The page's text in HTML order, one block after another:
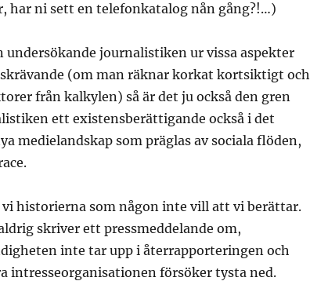
har ni sett en telefonkatalog nån gång?!…)
undersökande journalistiken ur vissa aspekter
(om man räknar korkat kortsiktigt och
från kalkylen) så är det ju också den gren
ett existensberättigande också i det
medielandskap som präglas av sociala flöden,
historierna som någon inte vill att vi berättar.
skriver ett pressmeddelande om,
inte tar upp i återrapporteringen och
intresseorganisationen försöker tysta ned.